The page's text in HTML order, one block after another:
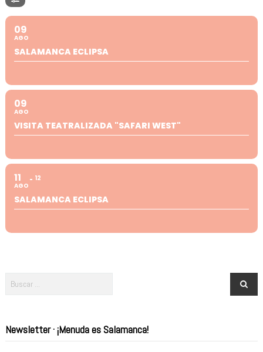
09
AGO
SALAMANCA ECLIPSA
09
AGO
VISITA TEATRALIZADA "SAFARI WEST"
11
AGO
12
SALAMANCA ECLIPSA
Newsletter · ¡Menuda es Salamanca!